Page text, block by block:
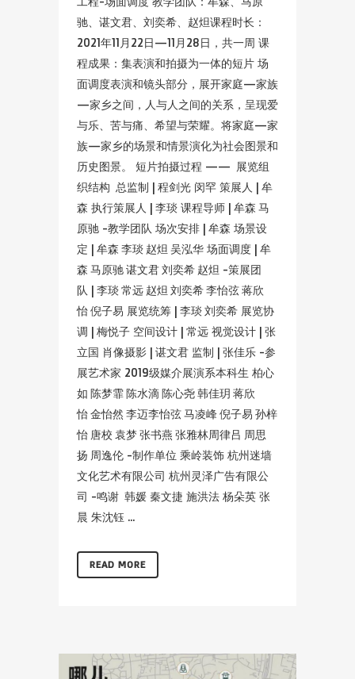
驰、谌文君、刘奕希、赵炟课程时长：
2021年11月22日—11月28日，共一周 课
程成果：集表演和拍摄为一体的短片 场
面调度表演和镜头部分，展开家庭—家族
—家乡之间，人与人之间的关系，呈现爱
与乐、苦与痛、希望与荣耀。将家庭—家
族—家乡的场景和情景演化为社会图景和
历史图景。 短片拍摄过程 —— 展览组
织结构 总监制 | 程剑光 闵罕 策展人 | 牟
森 执行策展人 | 李琰 课程导师 | 牟森 马
原驰 -教学团队 场次安排 | 牟森 场景设
定 | 牟森 李琰 赵炟 吴泓华 场面调度 | 牟
森 马原驰 谌文君 刘奕希 赵炟 -策展团
队 | 李琰 常远 赵炟 刘奕希 李怡弦 蒋欣
怡 倪子易 展览统筹 | 李琰 刘奕希 展览协
调 | 梅悦子 空间设计 | 常远 视觉设计 | 张
立国 肖像摄影 | 谌文君 监制 | 张佳乐 -参
展艺术家 2019级媒介展演系本科生 柏心
如 陈梦霏 陈水滴 陈心尧 韩佳玥 蒋欣
怡 金怡然 李迈李怡弦 马凌峰 倪子易 孙梓
怡 唐校 袁梦 张书燕 张雅林周律吕 周思
扬 周逸伦 -制作单位 乘岭装饰 杭州迷墙
文化艺术有限公司 杭州灵泽广告有限公
司 -鸣谢 韩媛 秦文捷 施洪法 杨朵英 张
晨 朱沈钰 ...
READ MORE